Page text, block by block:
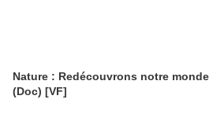
Nature : Redécouvrons notre monde
(Doc) [VF]